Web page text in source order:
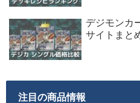
デジモンカ
サイトまと
注目の商品情報